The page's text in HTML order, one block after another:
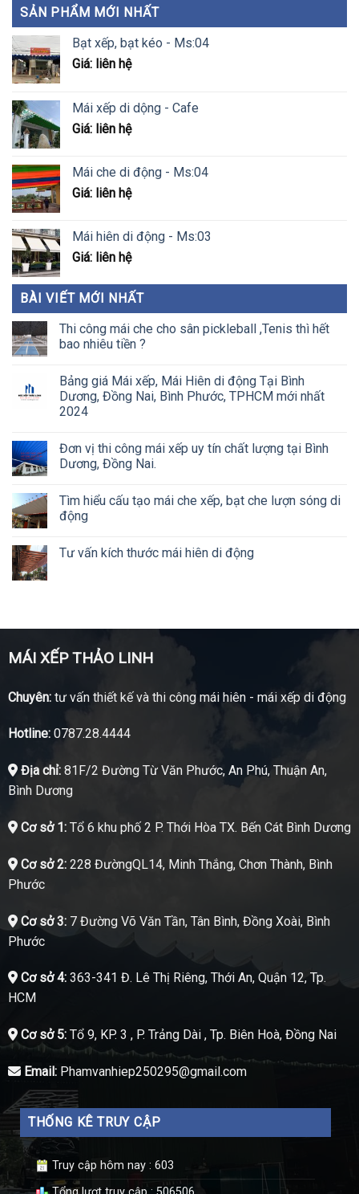
SẢN PHẨM MỚI NHẤT
Bạt xếp, bạt kéo - Ms:04
Giá: liên hệ
Mái xếp di dộng - Cafe
Giá: liên hệ
Mái che di động - Ms:04
Giá: liên hệ
Mái hiên di động - Ms:03
Giá: liên hệ
BÀI VIẾT MỚI NHẤT
Thi công mái che cho sân pickleball ,Tenis thì hết
bao nhiêu tiền ?
Bảng giá Mái xếp, Mái Hiên di động Tại Bình
Dương, Đồng Nai, Bình Phước, TPHCM mới nhất
2024
Đơn vị thi công mái xếp uy tín chất lượng tại Bình
Dương, Đồng Nai.
Tìm hiểu cấu tạo mái che xếp, bạt che lượn sóng di
động
Tư vấn kích thước mái hiên di động
MÁI XẾP THẢO LINH
Chuyên:tư vấn thiết kế và thi công mái hiên - mái xếp di động
Hotline:0787.28.4444
Địa chỉ:81F/2 Đường Từ Văn Phước, An Phú, Thuận An,
Bình Dương
Cơ sở 1:Tổ 6 khu phố 2 P. Thới Hòa TX. Bến Cát Bình Dương
Cơ sở 2:228 ĐườngQL14, Minh Thắng, Chơn Thành, Bình
Phước
Cơ sở 3:7 Đường Võ Văn Tần, Tân Bình, Đồng Xoài, Bình
Phước
Cơ sở 4:363-341 Đ. Lê Thị Riêng, Thới An, Quận 12, Tp.
HCM
Cơ sở 5:Tổ 9, KP. 3 , P. Trảng Dài , Tp. Biên Hoà, Đồng Nai
Email:Phamvanhiep250295@gmail.com
THỐNG KÊ TRUY CẬP
Truy cập hôm nay : 603